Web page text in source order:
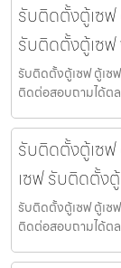
รับติดตั้งตู้เซฟ
รับติดตั้งตู้เซ
รับติดตั้งตู้เซฟ ตู้เซ
ติดต่อสอบถามได้ต
รับติดตั้งตู้เซฟ
เซฟ รับติดตั้ง
รับติดตั้งตู้เซฟ ตู้เซ
ติดต่อสอบถามได้ต